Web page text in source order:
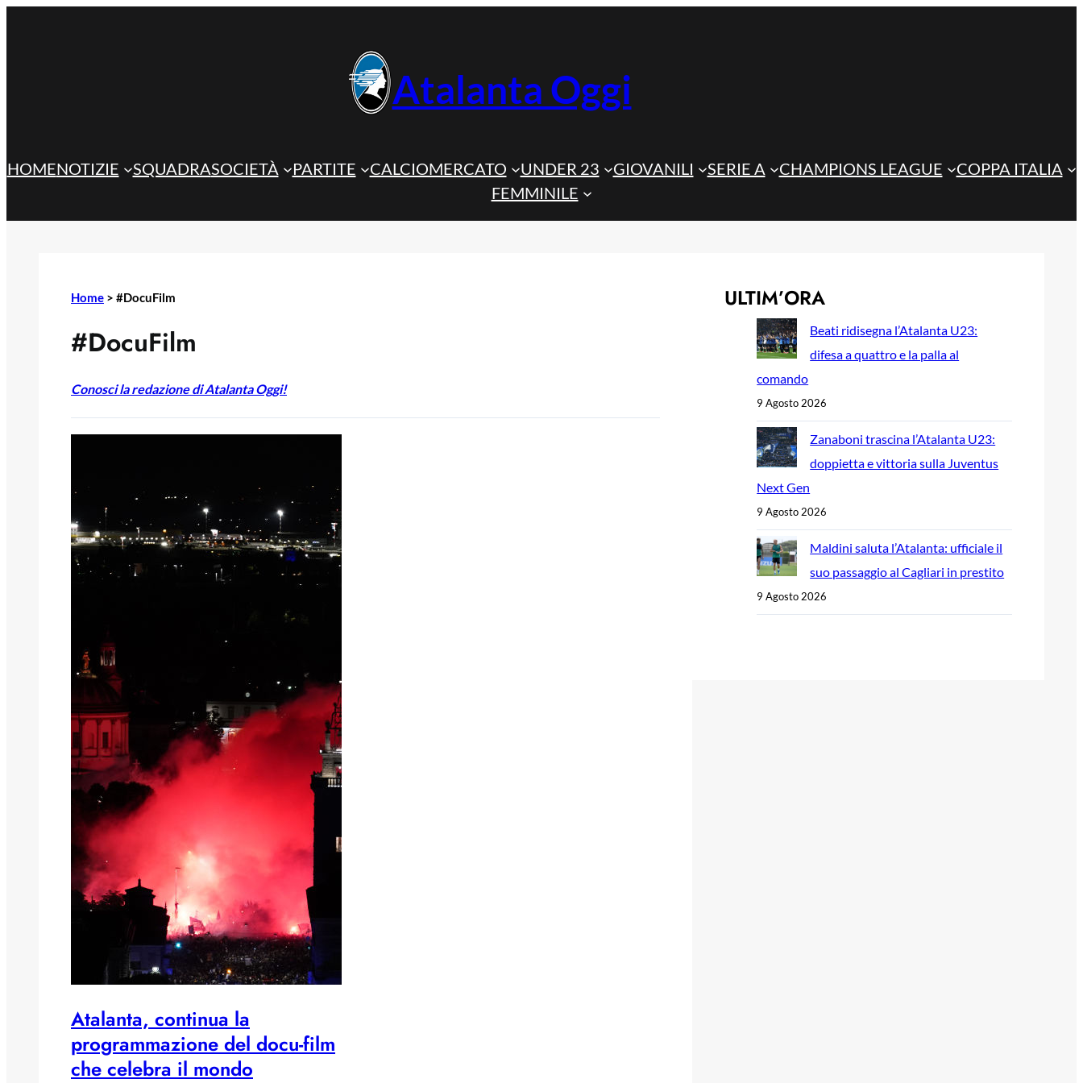
Atalanta Oggi
HOMENOTIZIE SQUADRASOCIETÀ PARTITE CALCIOMERCATO UNDER 23 GIOVANILI SERIE A CHAMPIONS LEAGUE
COPPA ITALIA
FEMMINILE
Home > #DocuFilm
#DocuFilm
Conosci la redazione di Atalanta Oggi!
Atalanta, continua la
programmazione del docu-film
che celebra il mondo
ULTIM’ORA
Beati ridisegna l’Atalanta U23:
difesa a quattro e la palla al
comando
9 Agosto 2026
Zanaboni trascina l’Atalanta U23:
doppietta e vittoria sulla Juventus
Next Gen
9 Agosto 2026
Maldini saluta l’Atalanta: ufficiale il
suo passaggio al Cagliari in prestito
9 Agosto 2026